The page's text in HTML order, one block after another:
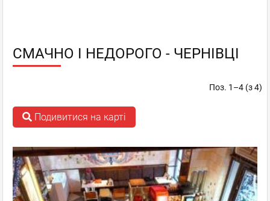
СМАЧНО І НЕДОРОГО - ЧЕРНІВЦІ
Поз. 1–4 (з 4)
Подивитися на карті